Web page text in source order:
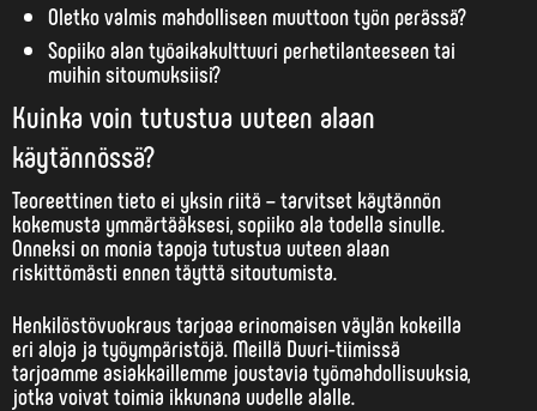
Oletko valmis mahdolliseen muuttoon työn perässä?
Sopiiko alan työaikakulttuuri perhetilanteeseen tai
muihin sitoumuksiisi?
Kuinka voin tutustua uuteen alaan
käytännössä?
Teoreettinen tieto ei yksin riitä – tarvitset käytännön
kokemusta ymmärtääksesi, sopiiko ala todella sinulle.
Onneksi on monia tapoja tutustua uuteen alaan
riskittömästi ennen täyttä sitoutumista.
Henkilöstövuokraus tarjoaa erinomaisen väylän kokeilla
eri aloja ja työympäristöjä. Meillä Duuri-tiimissä
tarjoamme asiakkaillemme joustavia työmahdollisuuksia,
jotka voivat toimia ikkunana uudelle alalle.